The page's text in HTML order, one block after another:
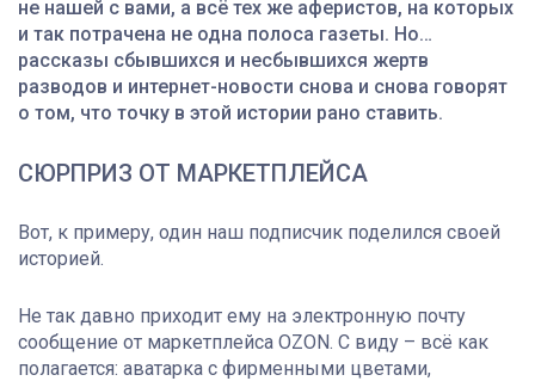
не нашей с вами, а всё тех же аферистов, на которых
и так потрачена не одна полоса газеты. Но…
рассказы сбывшихся и несбывшихся жертв
разводов и интернет-новости снова и снова говорят
о том, что точку в этой истории рано ставить.
СЮРПРИЗ ОТ МАРКЕТПЛЕЙСА
Вот, к примеру, один наш подписчик поделился своей
историей.
Не так давно приходит ему на электронную почту
сообщение от маркетплейса OZON. С виду – всё как
полагается: аватарка с фирменными цветами,